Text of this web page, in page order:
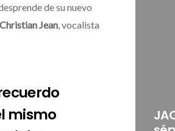
de su nuevo
Christian Jean, vocalista
mismo
JACK WHITE lanza su